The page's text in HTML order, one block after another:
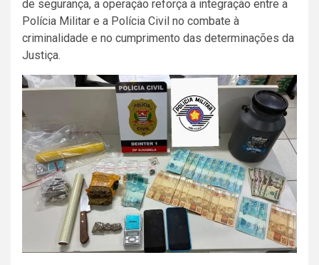
de segurança, a operação reforça a integração entre a
Polícia Militar e a Polícia Civil no combate à
criminalidade e no cumprimento das determinações da
Justiça.